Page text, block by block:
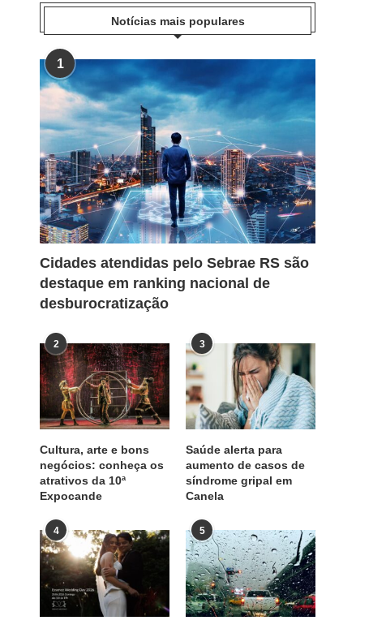
Notícias mais populares
1
Cidades atendidas pelo Sebrae RS são
destaque em ranking nacional de
desburocratização
2
Cultura, arte e bons
negócios: conheça os
atrativos da 10ª
Expocande
3
Saúde alerta para
aumento de casos de
síndrome gripal em
Canela
4 5